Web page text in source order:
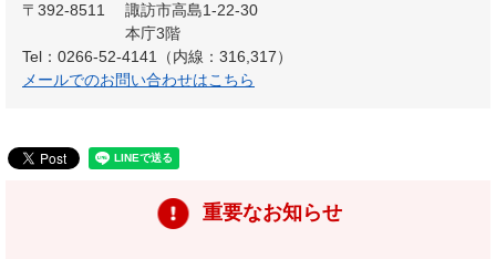
〒392-8511
諏訪市高島1-22-30
本庁3階
Tel：0266-52-4141（内線：316,317）
メールでのお問い合わせはこちら
重要なお知らせ